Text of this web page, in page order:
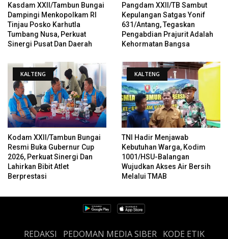
Kasdam XXII/Tambun Bungai
Dampingi Menkopolkam RI
Tinjau Posko Karhutla
Tumbang Nusa, Perkuat
Sinergi Pusat Dan Daerah
Pangdam XXII/TB Sambut
Kepulangan Satgas Yonif
631/Antang, Tegaskan
Pengabdian Prajurit Adalah
Kehormatan Bangsa
KALTENG
Kodam XXII/Tambun Bungai
Resmi Buka Gubernur Cup
2026, Perkuat Sinergi Dan
Lahirkan Bibit Atlet
Berprestasi
KALTENG
TNI Hadir Menjawab
Kebutuhan Warga, Kodim
1001/HSU-Balangan
Wujudkan Akses Air Bersih
Melalui TMAB
REDAKSI PEDOMAN MEDIA SIBER KODE ETIK